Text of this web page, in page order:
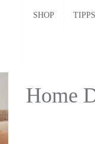
SHOP
Home